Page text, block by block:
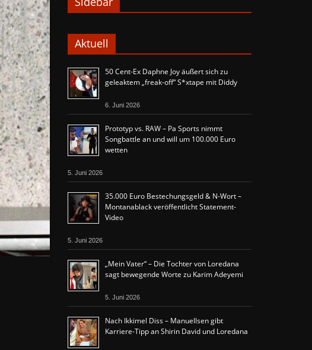
Aktuell
50 Cent-Ex Daphne Joy äußert sich zu
geleaktem „freak-off“ S*xtape mit Diddy
6. Juni 2026
Prototyp vs. RAW – Pa Sports nimmt
Songbattle an und will um 100.000 Euro
wetten
5. Juni 2026
35.000 Euro Bestechungsgeld & N-Wort –
Montanablack veröffentlicht Statement-
Video
5. Juni 2026
„Mein Vater“ – Die Tochter von Loredana
sagt bewegende Worte zu Karim Adeyemi
5. Juni 2026
Nach Ikkimel Diss – Manuellsen gibt
Karriere-Tipp an Shirin David und Loredana